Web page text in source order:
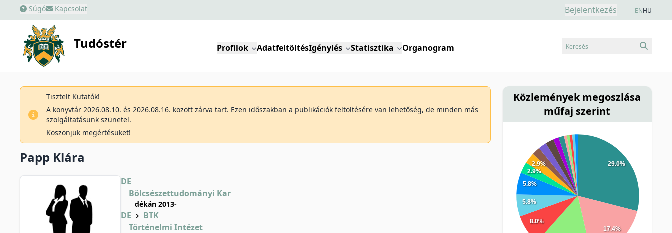
Súgó Kapcsolat Bejelentkezés ENHU
Tudóstér Profilok AdatfeltöltésIgénylés Statisztika Organogram Keresés
Tisztelt Kutatók!
A könyvtár 2026.08.10. és 2026.08.16. között zárva tart. Ezen időszakban a publikációk feltöltésére van lehetőség, de minden más
szolgáltatásunk szünetel.
Köszönjük megértésüket!
Papp Klára
DE
Bölcsészettudományi Kar
dékán 2013-
DE
BTK
Történelmi Intézet
Közlemények megoszlása
műfaj szerint
29.0%
17.4%
8.0%
5.8%
5.8%
2.9%
2.9%